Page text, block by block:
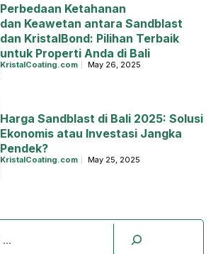
Perbedaan Ketahanan
dan Keawetan antara Sandblast
dan KristalBond: Pilihan Terbaik
untuk Properti Anda di Bali
KristalCoating.com May 26, 2025
Harga Sandblast di Bali 2025: Solusi
Ekonomis atau Investasi Jangka
Pendek?
KristalCoating.com May 25, 2025